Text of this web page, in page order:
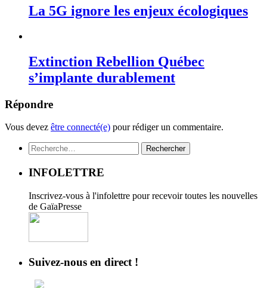
La 5G ignore les enjeux écologiques
Extinction Rebellion Québec
s’implante durablement
Répondre
Vous devez être connecté(e) pour rédiger un commentaire.
Rechercher :
INFOLETTRE
Inscrivez-vous à l'infolettre pour recevoir toutes les nouvelles
de GaïaPresse
Suivez-nous en direct !